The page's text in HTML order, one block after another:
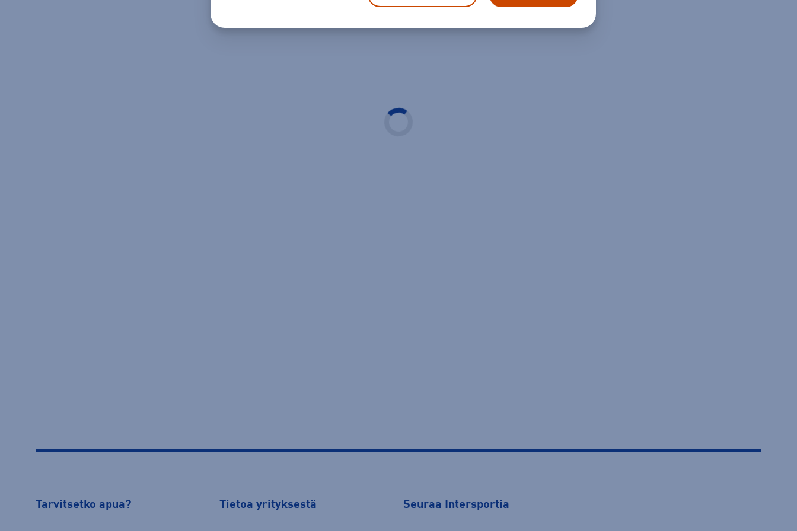
Tarvitsetko apua? Tietoa yrityksestä Seuraa Intersportia